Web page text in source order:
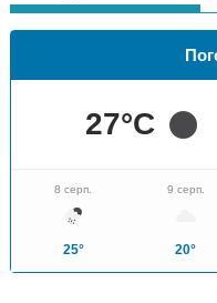
27°C
8 серп.
25°
9 серп.
20°